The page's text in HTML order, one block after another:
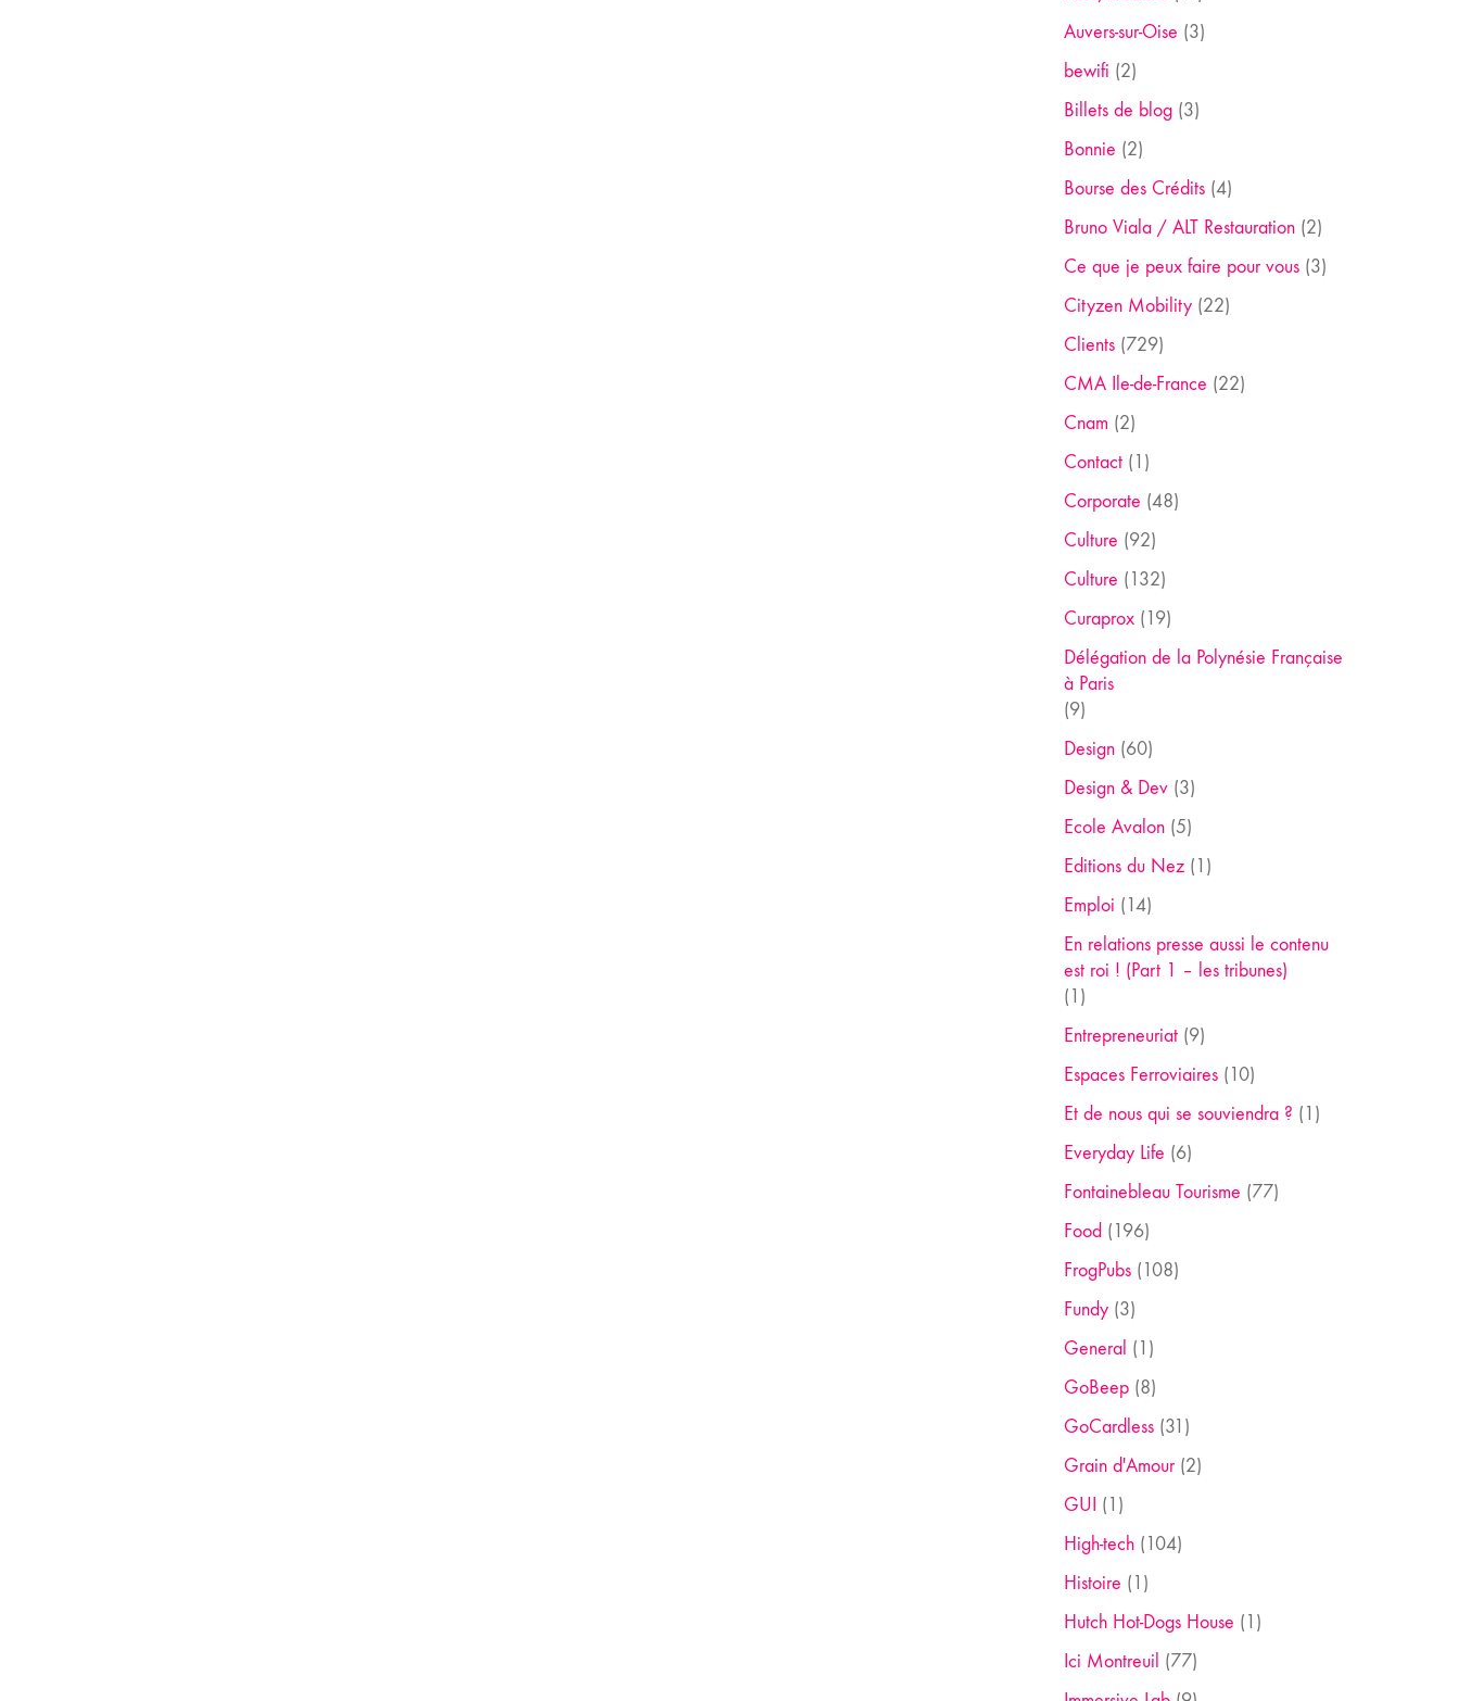
Auvers-sur-Oise (3)
bewifi (2)
Billets de blog(3)
Bonnie (2)
Bourse des Crédits(4)
Bruno Viala / ALT Restauration(2)
Ce que je peux faire pour vous(3)
Cityzen Mobility(22)
Clients(729)
CMA Ile-de-France (22)
Cnam (2)
Contact(1)
Corporate (48)
Culture (92)
Culture (132)
Curaprox(19)
Délégation de la Polynésie Française
à Paris
(9)
Design(60)
Design & Dev(3)
Ecole Avalon(5)
Editions du Nez(1)
Emploi (14)
En relations presse aussi le contenu
est roi ! (Part 1 – les tribunes)
(1)
Entrepreneuriat(9)
Espaces Ferroviaires(10)
Et de nous qui se souviendra ? (1)
Everyday Life (6)
Fontainebleau Tourisme (77)
Food (196)
FrogPubs(108)
Fundy(3)
General (1)
GoBeep(8)
GoCardless(31)
Grain d'Amour(2)
GUI (1)
High-tech(104)
Histoire (1)
Hutch Hot-Dogs House (1)
Ici Montreuil (77)